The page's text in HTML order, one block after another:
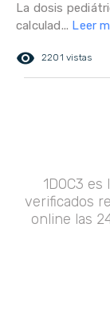
La dosis
calculad... Leer
remove_red_eye 2201 vistas
1DOC3
verificados
online las